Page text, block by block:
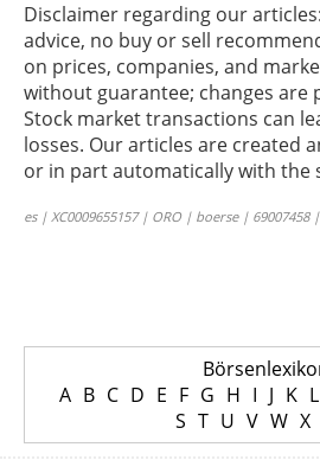
Disclaimer regarding our
advice, no buy or sell
on prices, companies, and
without guarantee; changes are
Stock market transactions can
losses. Our articles are created
or in part automatically with the
es | XC0009655157 | ORO | boerse | 69007458 |
A B C D E F G H I J K L
S T U V W X